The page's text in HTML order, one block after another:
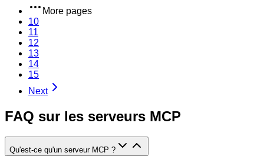
More pages
10
11
12
13
14
15
Next
FAQ sur les serveurs MCP
Qu'est-ce qu'un serveur MCP ?